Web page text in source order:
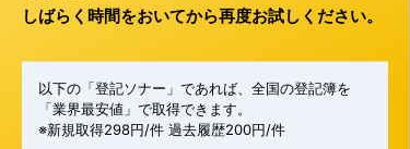
しばらく時間をおいてから再度お試しください。
以下の「登記ソナー」であれば、全国の登記簿を
「業界最安値」で取得できます。
※新規取得298円/件 過去履歴200円/件